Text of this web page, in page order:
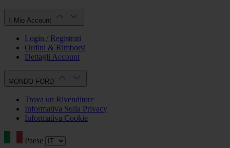
Il Mio Account
Login / Registrati
Ordini & Rimborsi
Dettagli Account
MONDO FORD
Trova un Rivenditore
Informativa Sulla Privacy
Informativa Cookie
Paese